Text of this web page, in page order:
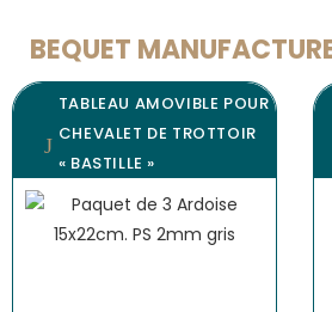
BEQUET
TABLEAU AMOVIBLE POUR
CHEVALET DE TROTTOIR
« BASTILLE »